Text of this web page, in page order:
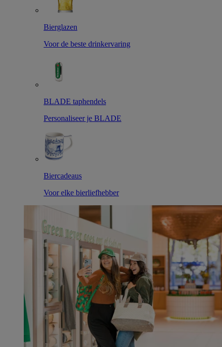
Bierglazen
Voor de beste drinkervaring
BLADE taphendels
Personaliseer je BLADE
Biercadeaus
Voor elke bierliefhebber